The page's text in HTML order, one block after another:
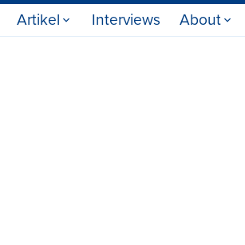
Artikel Interviews About